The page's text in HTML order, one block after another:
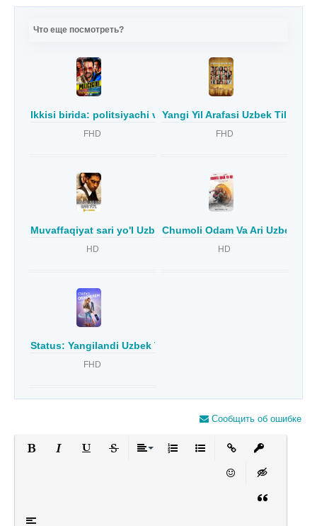
Что еще посмотреть?
Ikkisi birida: politsiyachi va bandit / Ikki yuzli odam /
FHD
Yangi Yil Arafasi Uzbek Tilida
FHD
Muvaffaqiyat sari yo'l Uzbek tilida
HD
Chumoli Odam Va Ari Uzbek
HD
Status: Yangilandi Uzbek Tilida
FHD
Сообщить об ошибке
Нумерованный список
Маркированный список
Вставить ссылку
Вставить
Вставить смайлик
Вставка